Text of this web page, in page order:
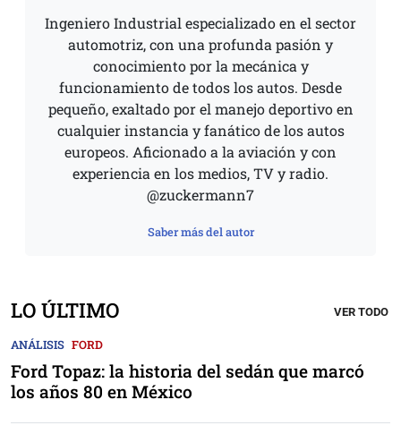
Ingeniero Industrial especializado en el sector
automotriz, con una profunda pasión y
conocimiento por la mecánica y
funcionamiento de todos los autos. Desde
pequeño, exaltado por el manejo deportivo en
cualquier instancia y fanático de los autos
europeos. Aficionado a la aviación y con
experiencia en los medios, TV y radio.
@zuckermann7
Saber más del autor
LO ÚLTIMO VER TODO
ANÁLISIS FORD
Ford Topaz: la historia del sedán que marcó
los años 80 en México